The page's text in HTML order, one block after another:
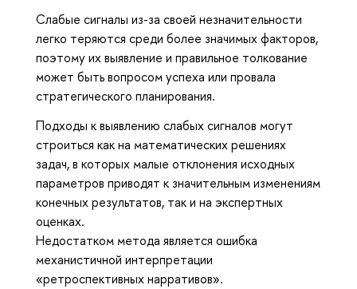
Слабые сигналы из-за своей незначительности
легко теряются среди более значимых факторов,
поэтому их выявление и правильное толкование
может быть вопросом успеха или провала
стратегического планирования.
Подходы к выявлению слабых сигналов могут
строиться как на математических решениях
задач, в которых малые отклонения исходных
параметров приводят к значительным изменениям
конечных результатов, так и на экспертных
оценках.
Недостатком метода является ошибка
механистичной интерпретации
«ретроспективных нарративов».